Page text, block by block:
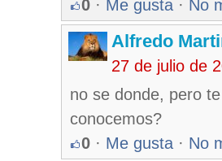
0 · Me gusta · No
Alfredo
27 de julio de
no se donde, pero
conocemos?
0 · Me gusta · No